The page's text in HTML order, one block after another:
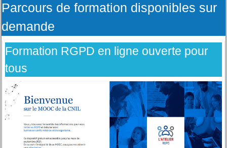
Parcours de formation disponibles sur
demande
Formation RGPD en ligne ouverte pour
tous